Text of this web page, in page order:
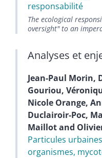
responsabilité
The ecological
oversight" to an
Analyses et
Jean-Paul Morin,
Gouriou,
Nicole Orange,
Duclairoir-Poc,
Maillotand
Particules
organismes,